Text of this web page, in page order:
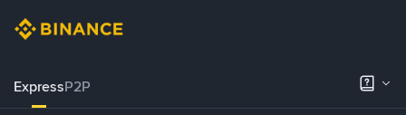
ExpressP2P